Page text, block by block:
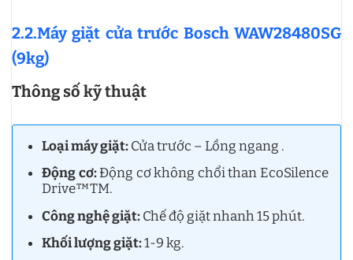
2.2.Máy giặt cửa trước Bosch WAW28480SG
(9kg)
Thông số kỹ thuật
Loại máy giặt:Cửa trước – Lồng ngang .
Động cơ:Động cơ không chổi than EcoSilence
Drive™TM.
Công nghệ giặt:Chế độ giặt nhanh 15 phút.
Khối lượng giặt:1-9 kg.